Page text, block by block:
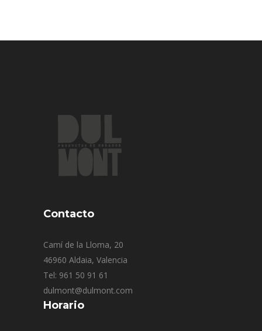
Contacto
Camí de la Lloma, 20
46960 Aldaia, Valencia
Tel: 961 50 91 61
dulmont@dulmont.com
Horario